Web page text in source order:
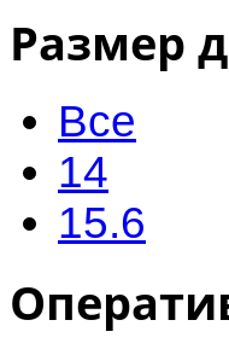
Размер
Все
14
15.6